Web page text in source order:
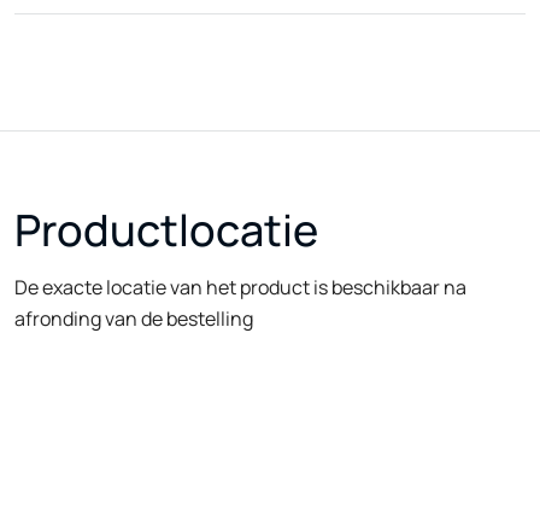
Productlocatie
De exacte locatie van het product is beschikbaar na
afronding van de bestelling